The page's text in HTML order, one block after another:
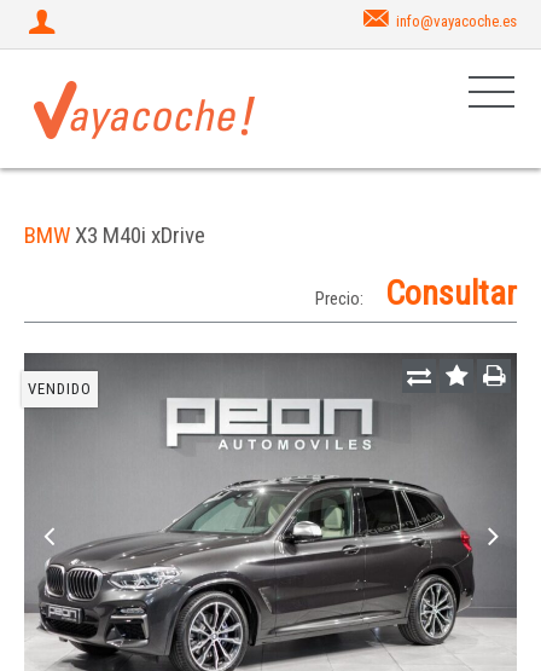
info@vayacoche.es
BMW X3 M40i xDrive
Precio: Consultar
VENDIDO